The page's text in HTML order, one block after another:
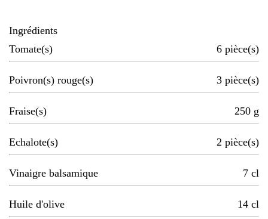
Ingrédients
Tomate(s)
6 pièce(s)
Poivron(s) rouge(s) 3 pièce(s)
Fraise(s) 250 g
Echalote(s) 2 pièce(s)
Vinaigre balsamique 7 cl
Huile d'olive 14 cl